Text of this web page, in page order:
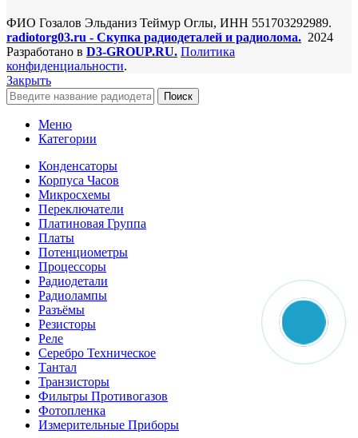
ФИО Гозалов Эльданиз Теймур Оглы, ИНН 551703292989.
radiotorg03.ru - Скупка радиодеталей и радиолома. 2024
Разработано в D3-GROUP.RU. Политика
конфиденциальности.
Закрыть
Поиск
Меню
Категории
Конденсаторы
Корпуса Часов
Микросхемы
Переключатели
Платиновая Группа
Платы
Потенциометры
Процессоры
Радиодетали
Радиолампы
Разъёмы
Резисторы
Реле
Серебро Техническое
Тантал
Транзисторы
Фильтры Противогазов
Фотопленка
Измерительные Приборы